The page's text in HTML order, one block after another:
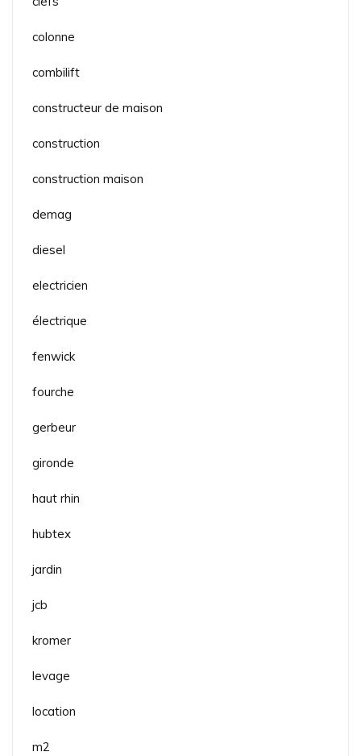
colonne
combilift
constructeur de maison
construction
construction maison
demag
diesel
electricien
électrique
fenwick
fourche
gerbeur
gironde
haut rhin
hubtex
jardin
jcb
kromer
levage
location
m2